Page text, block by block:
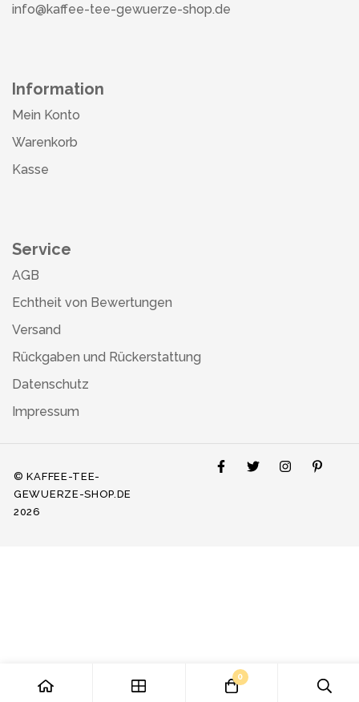
info@kaffee-tee-gewuerze-shop.de
Information
Mein Konto
Warenkorb
Kasse
Service
AGB
Echtheit von Bewertungen
Versand
Rückgaben und Rückerstattung
Datenschutz
Impressum
© KAFFEE-TEE-
GEWUERZE-SHOP.DE
2026
0